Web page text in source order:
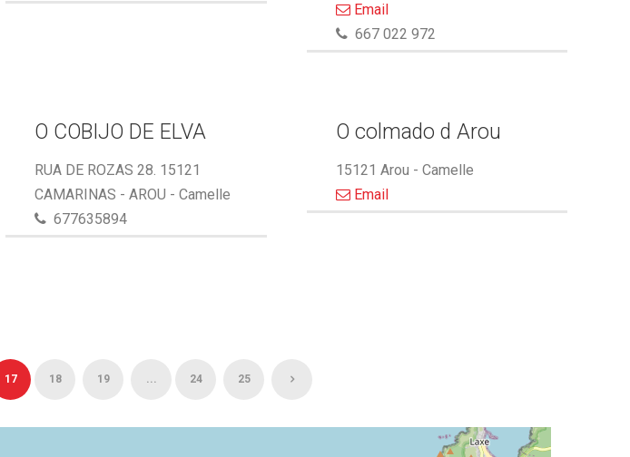
Email
667 022 972
O COBIJO DE ELVA
RUA DE ROZAS 28. 15121
CAMARINAS - AROU - Camelle
677635894
O colmado d Arou
15121 Arou - Camelle
Email
17 18 19 ... 24 25